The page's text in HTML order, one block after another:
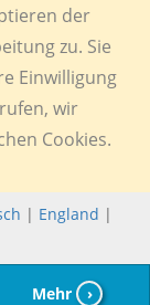
der
zu. Sie
Einwilligung
wir
Cookies.
| England |
Mehr ›